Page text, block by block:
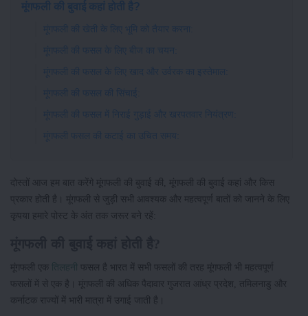
मूंगफली की बुवाई कहां होती है?
मूंगफली की खेती के लिए भूमि को तैयार करना:
मूंगफली की फसल के लिए बीज का चयन:
मूंगफली की फसल के लिए खाद और उर्वरक का इस्तेमाल:
मूंगफली की फसल की सिंचाई:
मूंगफली की फसल में निराई गुड़ाई और खरपतवार नियंत्रण:
मूंगफली फसल की कटाई का उचित समय:
दोस्तों आज हम बात करेंगे मूंगफली की बुवाई की, मूंगफली की बुवाई कहां और किस
प्रकार होती है। मूंगफली से जुड़ी सभी आवश्यक और महत्वपूर्ण बातों को जानने के लिए
कृपया हमारे पोस्ट के अंत तक जरूर बने रहें:
मूंगफली एक तिलहनी
फसल है भारत में सभी फसलों की तरह मूंगफली भी महत्वपूर्ण
फसलों में से एक है। मूंगफली की अधिक पैदावार गुजरात आंध्र प्रदेश, तमिलनाडु और
कर्नाटक राज्यों में भारी मात्रा में उगाई जाती है।